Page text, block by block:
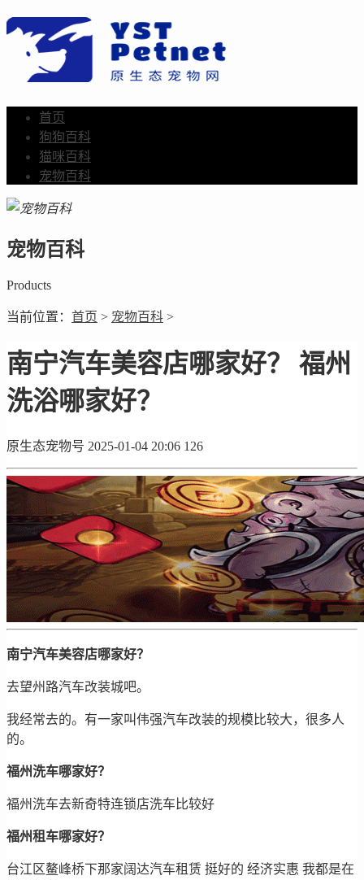
首页
狗狗百科
猫咪百科
宠物百科
宠物百科
Products
当前位置： 首页 > 宠物百科 >
南宁汽车美容店哪家好？ 福州
洗浴哪家好？
原生态宠物号 2025-01-04 20:06 126
南宁汽车美容店哪家好？
去望州路汽车改装城吧。
我经常去的。有一家叫伟强汽车改装的规模比较大，很多人
的。
福州洗车哪家好？
福州洗车去新奇特连锁店洗车比较好
福州租车哪家好？
台江区鳌峰桥下那家阔达汽车租赁 挺好的 经济实惠 我都是在